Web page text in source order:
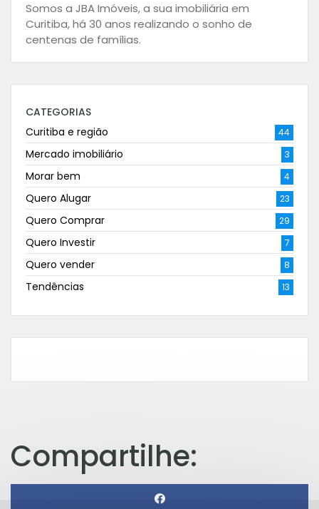
Somos a JBA Imóveis, a sua imobiliária em
Curitiba, há 30 anos realizando o sonho de
centenas de famílias.
CATEGORIAS
Curitiba e região
44
Mercado imobiliário 3
Morar bem 4
Quero Alugar 23
Quero Comprar 29
Quero Investir 7
Quero vender 8
Tendências 13
Compartilhe: